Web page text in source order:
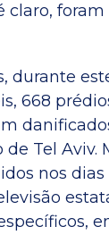
claro,
durante
668
Tel Aviv.
nos dias